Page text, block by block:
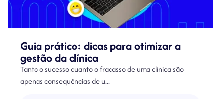
Guia prático: dicas para otimizar a
gestão da clínica
Tanto o sucesso quanto o fracasso de uma clínica são
apenas consequências de u...